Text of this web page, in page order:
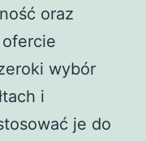
oraz
wybór
i
je do